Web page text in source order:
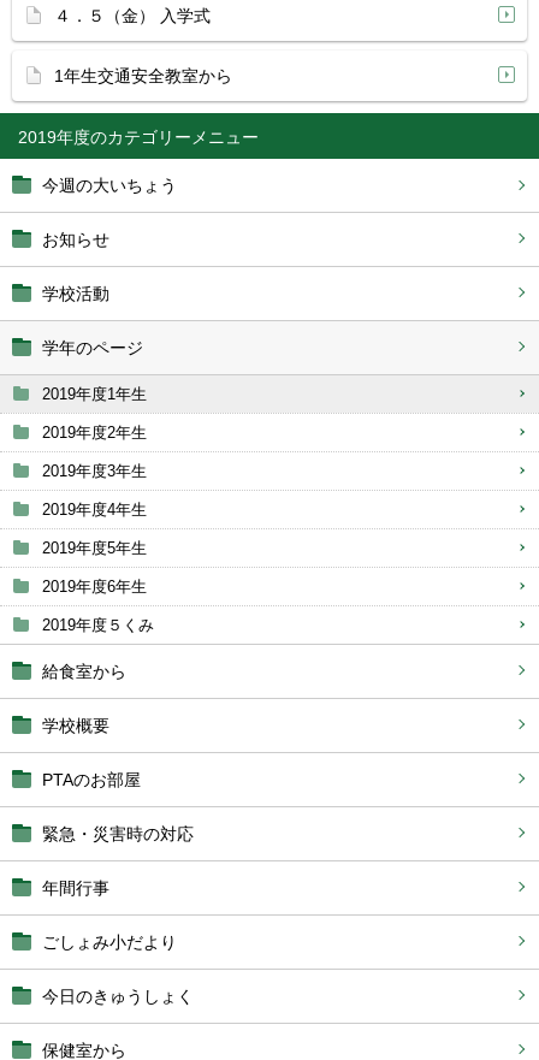
2019年度
今週の大いちょう
お知らせ
学校活動
学年のページ
2019年度1年生
2019年度2年生
2019年度3年生
2019年度4年生
2019年度5年生
2019年度6年生
2019年度５くみ
給食室から
学校概要
PTAのお部屋
緊急・災害時の対応
年間行事
ごしょみ小だより
今日のきゅうしょく
保健室から
４．５（金） 入学式
1年生交通安全教室から